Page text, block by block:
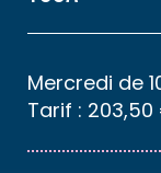
Mercredi de
Tarif :